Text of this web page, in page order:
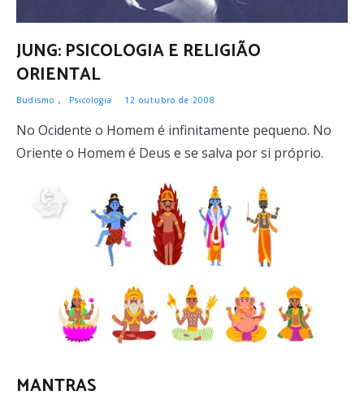
JUNG: PSICOLOGIA E RELIGIÃO
ORIENTAL
Budismo , Psicologia 12 outubro de 2008
No Ocidente o Homem é infinitamente pequeno. No
Oriente o Homem é Deus e se salva por si próprio.
LER MAIS
MANTRAS